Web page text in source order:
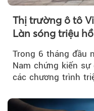
Thị trường ô tô
Làn sóng triệu
Trong 6 tháng đầu
Nam chứng kiến
các chương trình